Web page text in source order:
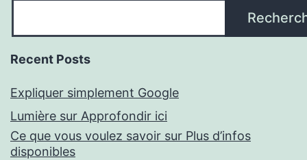
Recent Posts
Expliquer simplement Google
Lumière sur Approfondir ici
Ce que vous voulez savoir sur Plus d’infos
disponibles